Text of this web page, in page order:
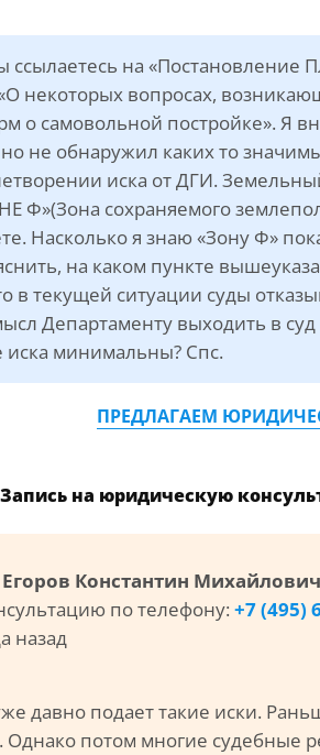
ссылаетесь на «Постановление
некоторых вопросах,
о самовольной постройке». Я
но не обнаружил каких то
иска от ДГИ.
Ф»(Зона сохраняемого
Насколько я знаю «Зону Ф»
на каком пункте
в текущей ситуации суды
Департаменту выходить в
иска минимальны? Спс.
ПРЕДЛАГАЕМ
Запись на юридическую
Константин Михайлович
по телефону: +7 (495)
назад
давно подает такие иски.
Однако потом многие судебные